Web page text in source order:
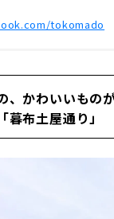
tokomado
、かわいいもの
「暮布土屋通り」